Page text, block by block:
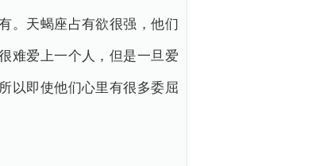
。天蝎座占有欲很强，他们
难爱上一个人，但是一旦爱
以即使他们心里有很多委屈